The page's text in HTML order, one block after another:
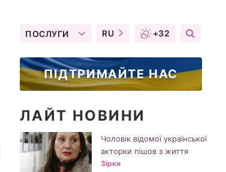
ПОСЛУГИ RU +32
ПІДТРИМАЙТЕ НАС
ЛАЙТ НОВИНИ
Чоловік відомої української
акторки пішов з життя
Зірки